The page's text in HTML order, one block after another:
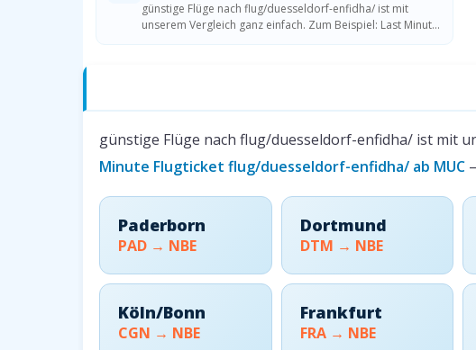
günstige Flüge nach flug/duesseldorf-enfidha/ ist mit
unserem Vergleich ganz einfach. Zum Beispiel: Last Minut…
günstige Flüge nach flug/duesseldorf-enfidha/ ist mit
Minute Flugticket flug/duesseldorf-enfidha/ ab MUC
Paderborn
PAD → NBE
Dortmund
DTM → NBE
Köln/Bonn
CGN → NBE
Frankfurt
FRA → NBE